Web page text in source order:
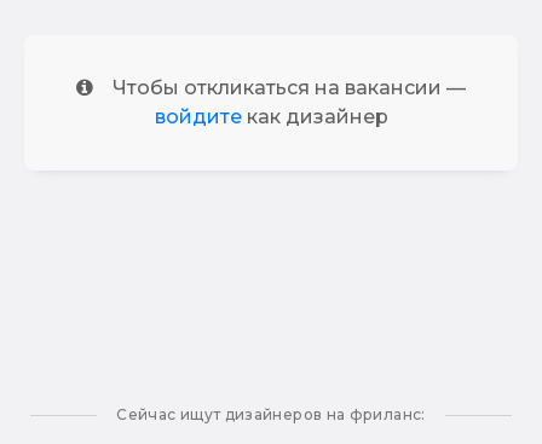
Чтобы откликаться на вакансии —
войдитекак дизайнер
Сейчас ищут дизайнеров на фриланс: